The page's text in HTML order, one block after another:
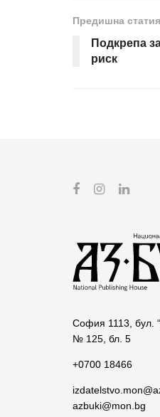
Предишна статия
Подкрепа
риск
София 1113, бул.
№ 125, бл. 5
+0700 18466
azbuki@mon.bg